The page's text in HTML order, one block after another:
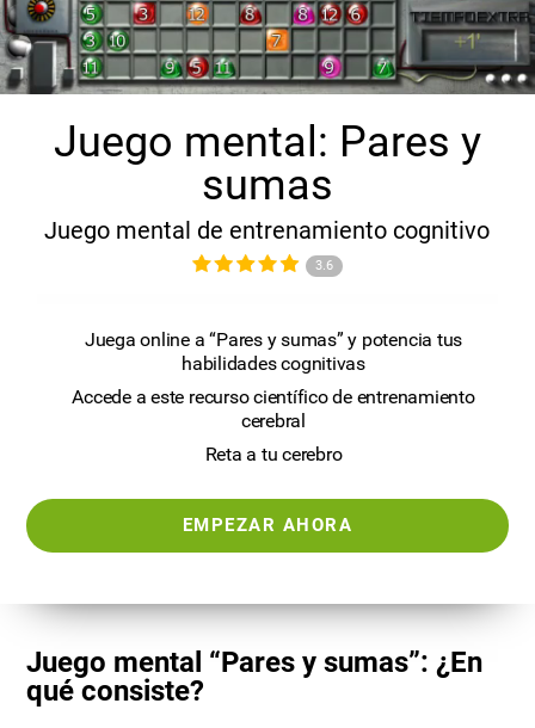
Juego mental: Pares y
sumas
Juego mental de entrenamiento cognitivo
3.6
Juega online a “Pares y sumas” y potencia tus
habilidades cognitivas
Accede a este recurso científico de entrenamiento
cerebral
Reta a tu cerebro
EMPEZAR AHORA
Juego mental “Pares y sumas”: ¿En
qué consiste?